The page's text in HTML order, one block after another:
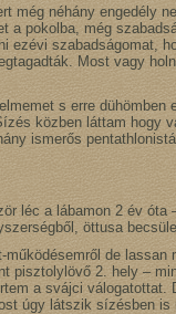
még néhány engedély
a pokolba, még
ezévi szabadságomat,
Most vagy
s erre dühömben
közben láttam hogy
ismerős
léc a lábamon 2 év óta
öttusa
de lassan
pisztolylövő 2. hely –
a svájci válogatottat.
úgy látszik sízésben is